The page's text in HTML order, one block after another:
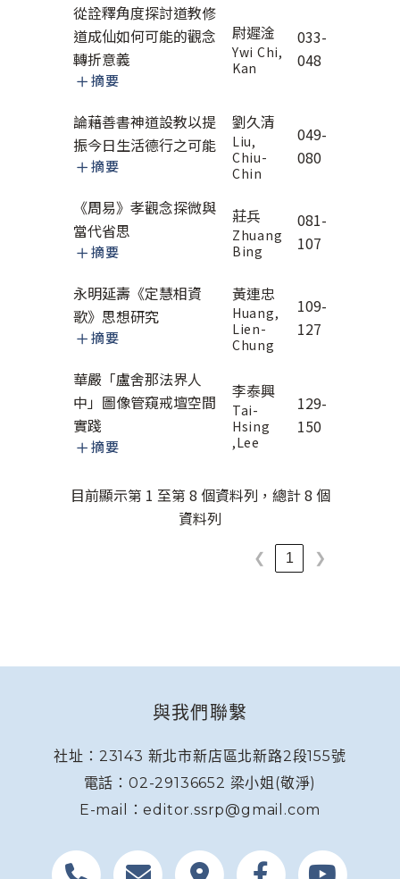
從詮釋角度探討道教修
道成仙如何可能的觀念
轉折意義
摘要
尉遲淦
Ywi Chi,
Kan
033-
048
論藉善書神道設教以提
振今日生活德行之可能
摘要
劉久清
Liu,
Chiu-
Chin
049-
080
《周易》孝觀念探微與
當代省思
摘要
莊兵
Zhuang
Bing
081-
107
永明延壽《定慧相資
歌》思想研究
摘要
黃連忠
Huang,
Lien-
Chung
109-
127
華嚴「盧舍那法界人
中」圖像管窺戒壇空間
實踐
摘要
李泰興
Tai-
Hsing
,Lee
129-
150
目前顯示第 1 至第 8 個資料列，總計 8 個
資料列
❮ 1 ❯
與我們聯繫
社址：23143 新北市新店區北新路2段155號
電話：02-29136652 梁小姐(敬淨)
E-mail：editor.ssrp@gmail.com